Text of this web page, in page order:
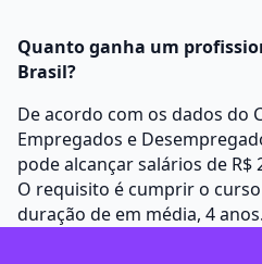
Quanto ganha um
Brasil?
De acordo com os dados do
Empregados e
pode alcançar salários de R$
O requisito é cumprir o
duração de em média, 4 anos.